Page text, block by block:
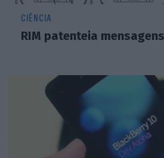
CIÊNCIA
RIM patenteia